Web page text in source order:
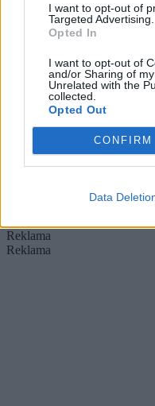
I want to opt-out of
Targeted Advertising.
Opted In
I want to opt-out of
and/or Sharing of
Unrelated with the
collected.
Opted Out
CONFIRM
Data
„Podobno grad miał
Burze przeszły
Silne gradobicie uszkodziło
Lubominie – poinformowała
strażacy otrzymali ponad
pogodą. Jedna osoba
drzewa na samochód.
Krzysztof Jabłonowski
Reklama
Reklama